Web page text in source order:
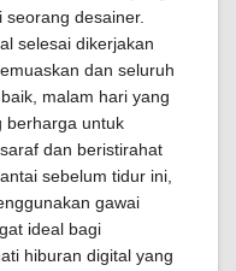
desainer.
selesai dikerjakan
dan seluruh
malam hari yang
berharga untuk
dan beristirahat
sebelum tidur ini,
gawai
ideal bagi
hiburan digital yang